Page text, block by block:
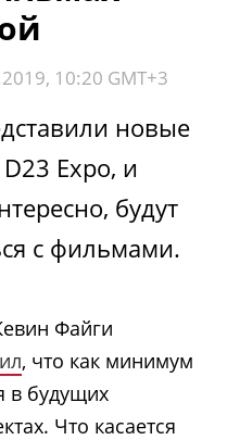
10:20 GMT+3
новые
Expo, и
будут
с фильмами.
Файги
, что как минимум
в будущих
Что касается